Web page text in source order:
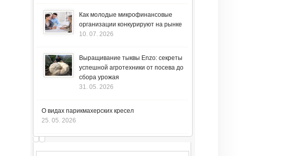
Как молодые микрофинансовые
организации конкурируют на рынке
10. 07. 2026
Выращивание тыквы Enzo: секреты
успешной агротехники от посева до
сбора урожая
31. 05. 2026
О видах парикмахерских кресел
25. 05. 2026